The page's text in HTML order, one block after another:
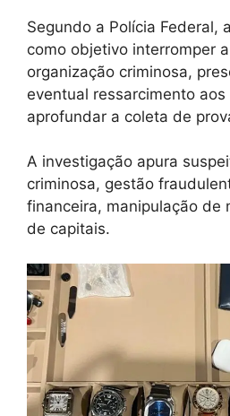
Segundo a Polícia Federal,
como objetivo interromper
organização criminosa,
eventual ressarcimento
aprofundar a coleta de
A investigação apura
criminosa, gestão
financeira, manipulação de
de capitais.